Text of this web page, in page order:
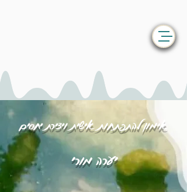
אימון להתפתחות אישית ויצירת יחסים
יערה מורי